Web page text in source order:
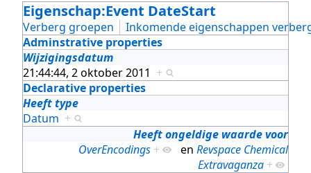
Eigenschap:Event DateStart
Verberg groepen
Inkomende eigenschappen
Adminstrative properties
Wijzigingsdatum
21:44:44, 2 oktober 2011 +
Declarative properties
Heeft type
Datum +
Heeft ongeldige waarde voor
OverEncodings + en Revspace Chemical
Extravaganza +